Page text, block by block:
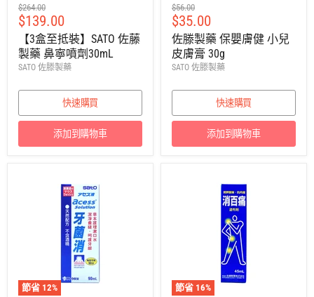
建
議
零
售
價
$264.00
售
價
$139.00
【3盒至抵裝】SATO 佐藤
製藥 鼻寧噴劑30mL
SATO 佐滕製藥
快速購買
添加到購物車
建
議
零
售
價
$56.00
售
價
$35.00
佐滕製藥 保嬰膚健 小兒
皮膚膏 30g
SATO 佐滕製藥
快速購買
添加到購物車
節省 12%
節省 16%